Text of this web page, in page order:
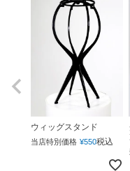
ウィッグスタンド
当店特別価格 ¥550税込